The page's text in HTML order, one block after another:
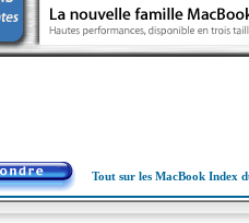
Tout sur les MacBook Index